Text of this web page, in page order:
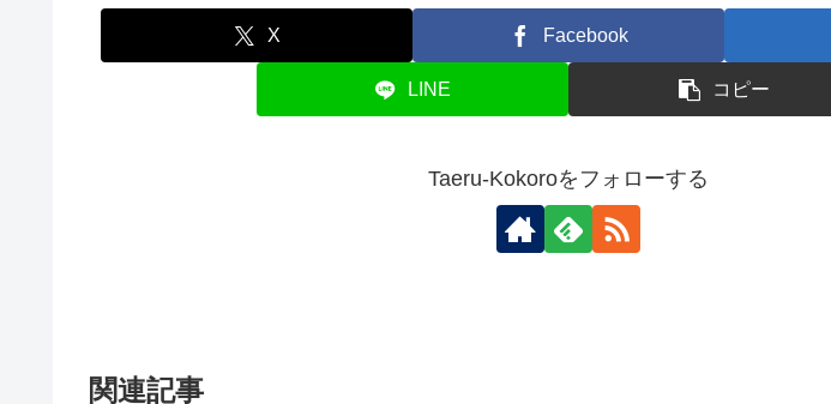
X Facebook
LINE コピー
Taeru-Kokoroをフォローする
関連記事